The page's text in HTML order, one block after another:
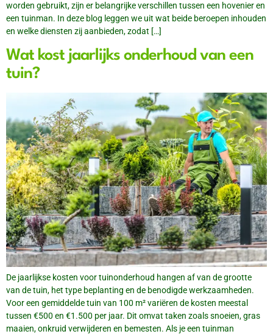
worden gebruikt, zijn er belangrijke verschillen tussen een hovenier en
een tuinman. In deze blog leggen we uit wat beide beroepen inhouden
en welke diensten zij aanbieden, zodat […]
Wat kost jaarlijks onderhoud van een
tuin?
De jaarlijkse kosten voor tuinonderhoud hangen af van de grootte
van de tuin, het type beplanting en de benodigde werkzaamheden.
Voor een gemiddelde tuin van 100 m² variëren de kosten meestal
tussen €500 en €1.500 per jaar. Dit omvat taken zoals snoeien, gras
maaien, onkruid verwijderen en bemesten. Als je een tuinman